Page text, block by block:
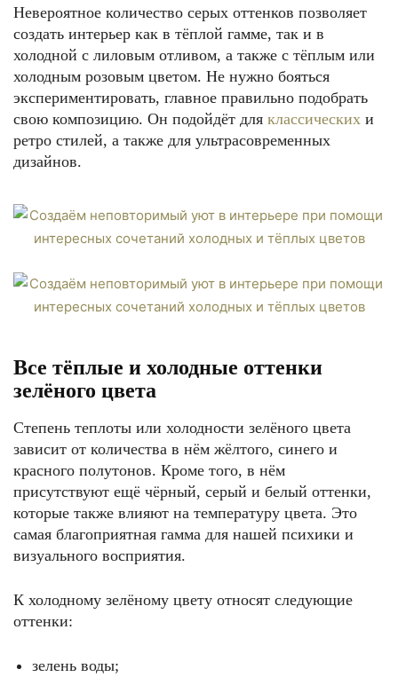
Невероятное количество серых оттенков позволяет
создать интерьер как в тёплой гамме, так и в
холодной с лиловым отливом, а также с тёплым или
холодным розовым цветом. Не нужно бояться
экспериментировать, главное правильно подобрать
свою композицию. Он подойдёт для классических и
ретро стилей, а также для ультрасовременных
дизайнов.
Все тёплые и холодные оттенки
зелёного цвета
Степень теплоты или холодности зелёного цвета
зависит от количества в нём жёлтого, синего и
красного полутонов. Кроме того, в нём
присутствуют ещё чёрный, серый и белый оттенки,
которые также влияют на температуру цвета. Это
самая благоприятная гамма для нашей психики и
визуального восприятия.
К холодному зелёному цвету относят следующие
оттенки:
зелень воды;